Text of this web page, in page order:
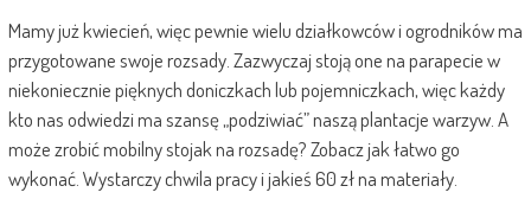
Mamy już kwiecień, więc pewnie wielu działkowców i ogrodników ma
przygotowane swoje rozsady. Zazwyczaj stoją one na parapecie w
niekoniecznie pięknych doniczkach lub pojemniczkach, więc każdy
kto nas odwiedzi ma szansę „podziwiać” naszą plantacje warzyw. A
może zrobić mobilny stojak na rozsadę? Zobacz jak łatwo go
wykonać. Wystarczy chwila pracy i jakieś 60 zł na materiały.